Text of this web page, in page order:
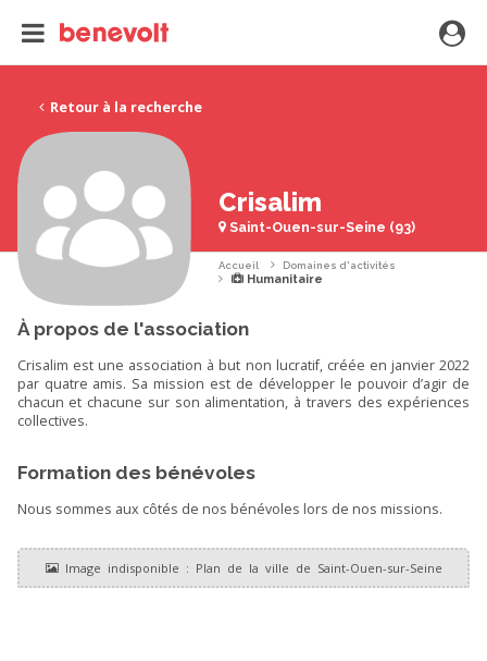
Retour à la recherche
Crisalim
Saint-Ouen-sur-Seine (93)
Accueil Domaines d'activités
Humanitaire
À propos de l'association
Crisalim est une association à but non lucratif, créée en janvier 2022
par quatre amis. Sa mission est de développer le pouvoir d’agir de
chacun et chacune sur son alimentation, à travers des expériences
collectives.
Formation des bénévoles
Nous sommes aux côtés de nos bénévoles lors de nos missions.